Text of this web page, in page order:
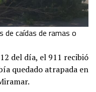
de caídas de ramas o
del día, el 911 recibió
quedado atrapada en